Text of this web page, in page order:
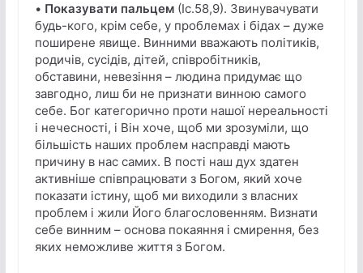
• Показувати пальцем (Іс.58,9). Звинувачувати
будь-кого, крім себе, у проблемах і бідах – дуже
поширене явище. Винними вважають політиків,
родичів, сусідів, дітей, співробітників,
обставини, невезіння – людина придумає що
завгодно, лиш би не признати винною самого
себе. Бог категорично проти нашої нереальності
і нечесності, і Він хоче, щоб ми зрозуміли, що
більшість наших проблем насправді мають
причину в нас самих. В пості наш дух здатен
активніше співпрацювати з Богом, який хоче
показати істину, щоб ми виходили з власних
проблем і жили Його благословенням. Визнати
себе винним – основа покаяння і смирення, без
яких неможливе життя з Богом.